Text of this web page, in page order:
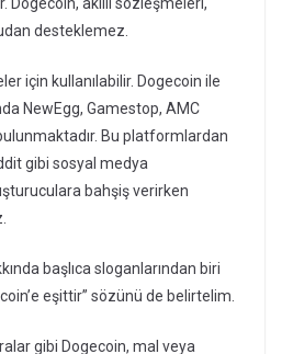
desteklemez.
için kullanılabilir. Dogecoin ile
NewEgg, Gamestop, AMC
Bu platformlardan
gibi sosyal medya
bahşiş verirken
başlıca sloganlarından biri
eşittir” sözünü de belirtelim.
gibi Dogecoin, mal veya